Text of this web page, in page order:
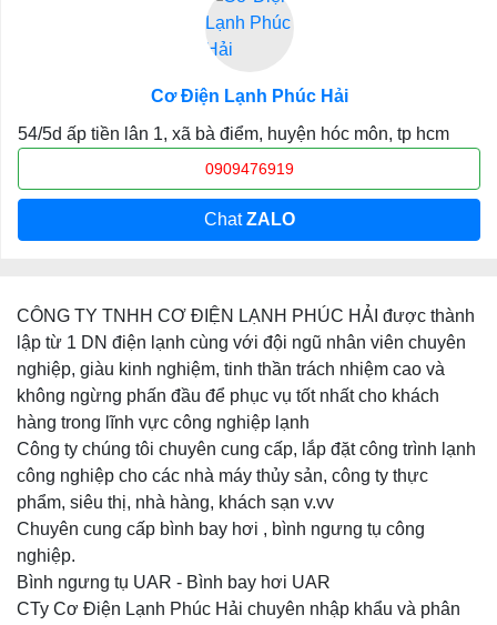
Cơ Điện Lạnh Phúc Hải
54/5d ấp tiền lân 1, xã bà điểm, huyện hóc môn, tp hcm
0909476919
ChatZALO
CÔNG TY TNHH CƠ ĐIỆN LẠNH PHÚC HẢI được thành
lập từ 1 DN điện lạnh cùng với đội ngũ nhân viên chuyên
nghiệp, giàu kinh nghiệm, tinh thần trách nhiệm cao và
không ngừng phấn đầu để phục vụ tốt nhất cho khách
hàng trong lĩnh vực công nghiệp lạnh
Công ty chúng tôi chuyên cung cấp, lắp đặt công trình lạnh
công nghiệp cho các nhà máy thủy sản, công ty thực
phẩm, siêu thị, nhà hàng, khách sạn v.vv
Chuyên cung cấp bình bay hơi , bình ngưng tụ công
nghiệp.
Bình ngưng tụ UAR - Bình bay hơi UAR
CTy Cơ Điện Lạnh Phúc Hải chuyên nhập khẩu và phân